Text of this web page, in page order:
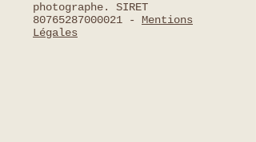
photographe. SIRET
80765287000021 - Mentions
Légales